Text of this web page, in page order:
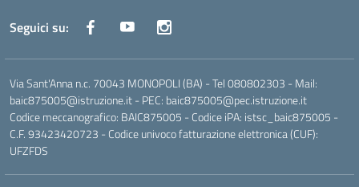
Seguici su:
Via Sant'Anna n.c. 70043 MONOPOLI (BA) - Tel 080802303 - Mail:
baic875005@istruzione.it - PEC: baic875005@pec.istruzione.it
Codice meccanografico: BAIC875005 - Codice iPA: istsc_baic875005 -
C.F. 93423420723 - Codice univoco fatturazione elettronica (CUF):
UFZFDS